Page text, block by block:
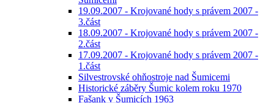
19.09.2007 - Krojované hody s právem 2007 -
3.část
18.09.2007 - Krojované hody s právem 2007 -
2.část
17.09.2007 - Krojované hody s právem 2007 -
1.část
Silvestrovské ohňostroje nad Šumicemi
Historické záběry Šumic kolem roku 1970
Fašank v Šumicích 1963